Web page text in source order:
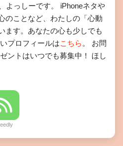
よっしーです。 iPhoneネタや
のことなど、わたしの「心動
ます。あなたの心も少しでも
プロフィールはこちら 。 お問
ントはいつでも募集中！ ほし